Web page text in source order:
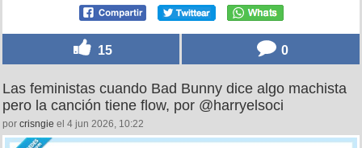
15 0
Las feministas cuando Bad Bunny dice algo machista
pero la canción tiene flow, por @harryelsoci
por crisngie el 4 jun 2026, 10:22